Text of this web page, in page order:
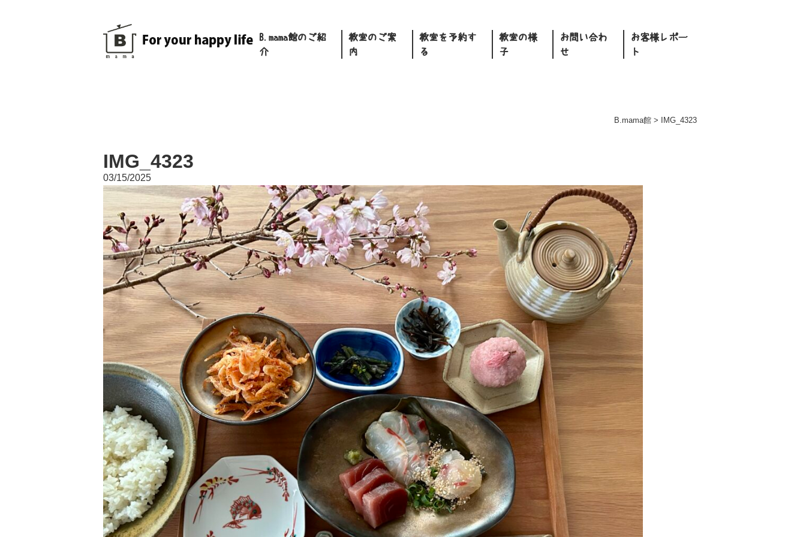
B.mama館のご紹
介
教室のご案
内
教室を予約す
る
教室の様
子
お問い合わ
せ
お客様レポー
ト
B.mama館 > IMG_4323
IMG_4323
03/15/2025